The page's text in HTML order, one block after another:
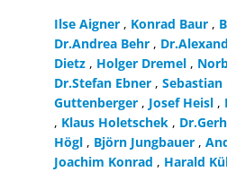
Ilse Aigner , Konrad Baur ,
Dr.Andrea Behr ,
Dietz , Holger Dremel ,
Dr.Stefan Ebner , Sebastian
Guttenberger , Josef Heisl ,
, Klaus Holetschek ,
Högl , Björn Jungbauer ,
Joachim Konrad , Harald